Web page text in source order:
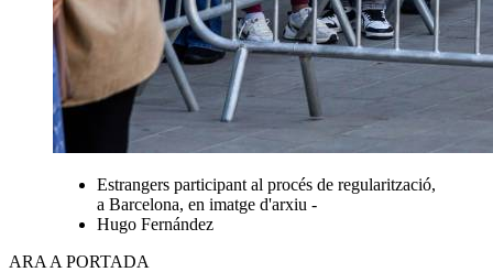
Estrangers participant al procés de regularització,
a Barcelona, en imatge d'arxiu -
Hugo Fernández
ARA A PORTADA